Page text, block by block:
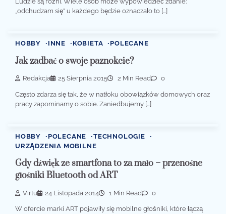
„odchudzam się” u każdego będzie oznaczało to […]
HOBBY INNE KOBIETA POLECANE
Jak zadbać o swoje paznokcie?
Redakcja 25 Sierpnia 2015 2 Min Read 0
Często zdarza się tak, że w natłoku obowiązków domowych oraz
pracy zapominamy o sobie. Zaniedbujemy […]
HOBBY POLECANE
TECHNOLOGIE
URZĄDZENIA MOBILNE
Gdy dźwięk ze smartfona to za mało – przenośne
głośniki Bluetooth od ART
Virtu 24 Listopada 2014 1 Min Read 0
W ofercie marki ART pojawiły się mobilne głośniki, które łączą